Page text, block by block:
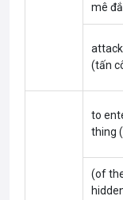
mê
(tấn
to
thing
(of